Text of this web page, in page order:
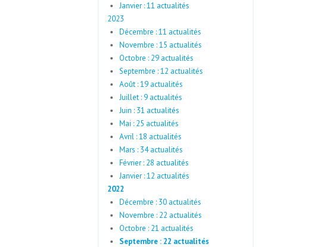
Janvier : 11 actualités
2023
Décembre : 11 actualités
Novembre : 15 actualités
Octobre : 29 actualités
Septembre : 12 actualités
Août : 19 actualités
Juillet : 9 actualités
Juin : 31 actualités
Mai : 25 actualités
Avril : 18 actualités
Mars : 34 actualités
Février : 28 actualités
Janvier : 12 actualités
2022
Décembre : 30 actualités
Novembre : 22 actualités
Octobre : 21 actualités
Septembre : 22 actualités